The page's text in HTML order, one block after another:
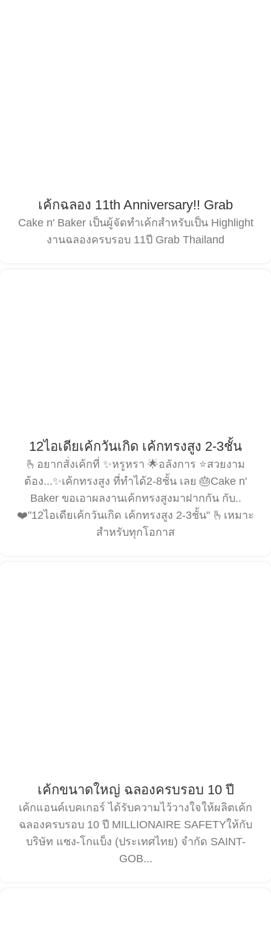
เค้กฉลอง 11th Anniversary!! Grab
Cake n' Baker เป็นผู้จัดทำเค้กสำหรับเป็น Highlight
งานฉลองครบรอบ 11ปี Grab Thailand
12ไอเดียเค้กวันเกิด เค้กทรงสูง 2-3ชั้น
🫰อยากสั่งเค้กที่ ✨หรูหรา 🌟อลังการ ⭐️สวยงาม
ต้อง...✨เค้กทรงสูง ที่ทำได้2-8ชั้น เลย 🎂Cake n'
Baker ขอเอาผลงานเค้กทรงสูงมาฝากกัน กับ..
❤️"12ไอเดียเค้กวันเกิด เค้กทรงสูง 2-3ชั้น" 🫰เหมาะ
สำหรับทุกโอกาส
เค้กขนาดใหญ่ ฉลองครบรอบ 10 ปี
เค้กแอนค์เบคเกอร์ ได้รับความไว้วางใจให้ผลิตเค้ก
ฉลองครบรอบ 10 ปี MILLIONAIRE SAFETYให้กับ
บริษัท แซง-โกแบ็ง (ประเทศไทย) จำกัด SAINT-
GOB...